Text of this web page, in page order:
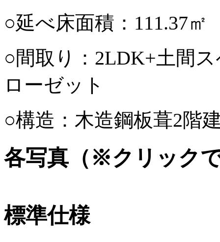
○延べ床面積：111.37
○間取り：2LDK+土間
ローゼット
○構造：木造鋼板葺2階
各写真（※クリック
標準仕様